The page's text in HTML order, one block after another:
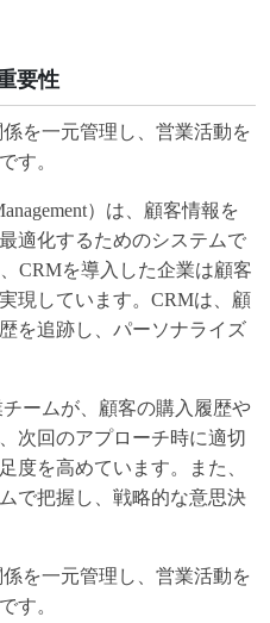
要性
を一元管理し、営業活動を
す。
）は、顧客情報を
適化するためのシステムで
CRMを導入した企業は顧客
現しています。CRMは、顧
を追跡し、パーソナライズ
ームが、顧客の購入履歴や
次回のアプローチ時に適切
度を高めています。また、
で把握し、戦略的な意思決
を一元管理し、営業活動を
す。